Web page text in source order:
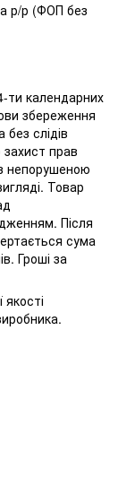
р/р (ФОП без
ти календарних
збереження
без слідів
захист прав
непорушеною
Товар
Після
сума
Гроші за